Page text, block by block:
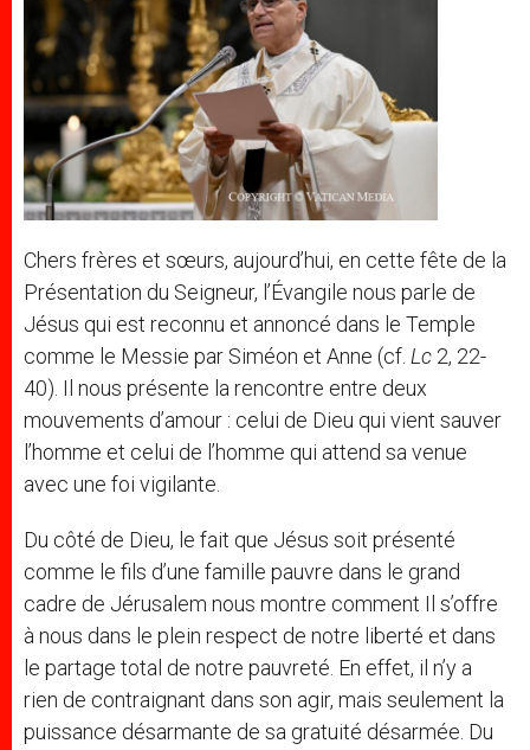
Chers frères et sœurs, aujourd’hui, en cette fête de la
Présentation du Seigneur, l’Évangile nous parle de
Jésus qui est reconnu et annoncé dans le Temple
comme le Messie par Siméon et Anne (cf. Lc 2, 22-
40). Il nous présente la rencontre entre deux
mouvements d’amour : celui de Dieu qui vient sauver
l’homme et celui de l’homme qui attend sa venue
avec une foi vigilante.
Du côté de Dieu, le fait que Jésus soit présenté
comme le fils d’une famille pauvre dans le grand
cadre de Jérusalem nous montre comment Il s’offre
à nous dans le plein respect de notre liberté et dans
le partage total de notre pauvreté. En effet, il n’y a
rien de contraignant dans son agir, mais seulement la
puissance désarmante de sa gratuité désarmée. Du